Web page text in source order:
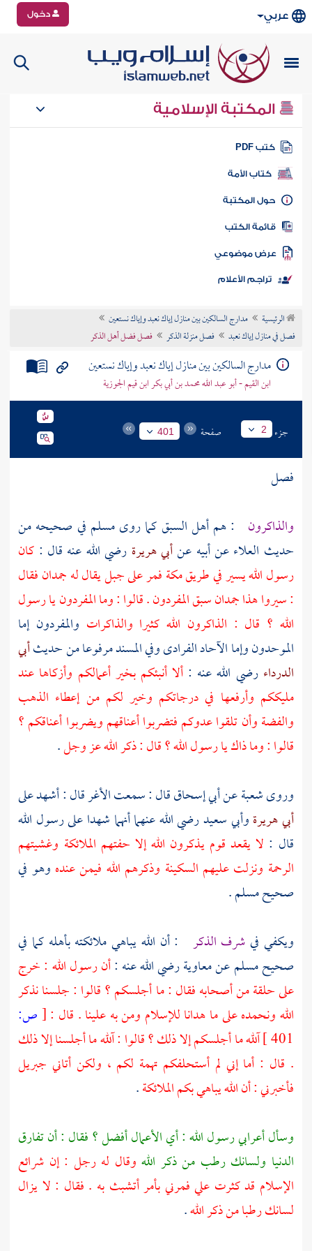
عربي دخول
المكتبة الإسلامية
كتب PDF
كتاب الأمة
المكتبة
الكتب
موضوعي
تراجم الأعلام
الرئيسية
مدارج السالكين بين منازل إياك نعبد وإياك نستعين
فصل في منازل إياك نعبد
فصل منزلة الذكر فصل فضل أهل الذكر
مدارج السالكين بين منازل إياك نعبد وإياك نستعين
ابن القيم - أبو عبد الله محمد بن أبي بكر ابن قيم الجوزية
جزء 2 صفحة 401
فصل
والذاكرون : هم أهل السبق كما روىمسلم في صحيحه من
حديث العلاءعن أبيه عنأبي هريرة رضي الله عنه قال : كان
رسول الله يسير في طريقمكةفمر على جبل يقال لهجمدانفقال
: سيروا هذاجمدانسبق المفردون . قالوا : وما المفردون يا رسول
الله ؟ قال : الذاكرون الله كثيرا والذاكرات والمفردون إما
الموحدون وإما الآحاد الفرادى وفي المسند مرفوعا من حديثأبي
الدرداءرضي الله عنه : ألا أنبئكم بخير أعمالكم وأزكاها عند
مليككم وأرفعها في درجاتكم وخير لكم من إعطاء الذهب
والفضة وأن تلقوا عدوكم فتضربوا أعناقهم ويضربوا أعناقكم ؟
قالوا : وما ذاك يا رسول الله ؟ قال : ذكر الله عز وجل.
وروىشعبةعنأبي إسحاققال : سمعتالأغرقال : أشهد على
أبي هريرةوأبي سعيدرضي الله عنهما أنهما شهدا على رسول الله
قال : لا يقعد قوم يذكرون الله إلا حفتهم الملائكة وغشيتهم
الرحمة ونزلت عليهم السكينة وذكرهم الله فيمن عنده وهو في
صحيحمسلم.
ويكفي فيشرف الذكر : أن الله يباهي ملائكته بأهله كما في
صحيحمسلمعنمعاويةرضي الله عنه :أن رسول الله : خرج
على حلقة من أصحابه فقال : ما أجلسكم ؟ قالوا : جلسنا نذكر
الله ونحمده على ما هدانا للإسلام ومن به علينا . قال :[ص:
401 ] آلله ما أجلسكم إلا ذلك ؟ قالوا : آلله ما أجلسنا إلا ذلك
. قال : أما إني لم أستحلفكم تهمة لكم ، ولكن أتاني جبريل
فأخبرني : أن الله يباهي بكم الملائكة.
وسأل أعرابي رسول الله : أي الأعمال أفضل ؟ فقال : أن تفارق
الدنيا ولسانك رطب من ذكر الله وقال له رجل : إن شرائع
الإسلام قد كثرت علي فمرني بأمر أتشبث به . فقال : لا يزال
لسانك رطبا من ذكر الله.